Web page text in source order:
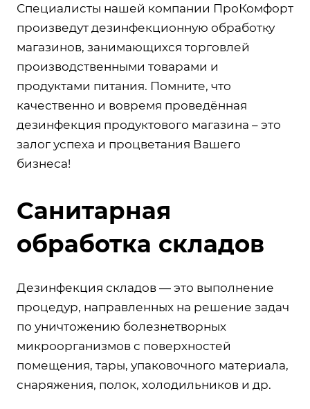
Специалисты нашей компании ПроКомфорт
произведут дезинфекционную обработку
магазинов, занимающихся торговлей
производственными товарами и
продуктами питания. Помните, что
качественно и вовремя проведённая
дезинфекция продуктового магазина – это
залог успеха и процветания Вашего
бизнеса!
Санитарная
обработка складов
Дезинфекция складов — это выполнение
процедур, направленных на решение задач
по уничтожению болезнетворных
микроорганизмов с поверхностей
помещения, тары, упаковочного материала,
снаряжения, полок, холодильников и др.